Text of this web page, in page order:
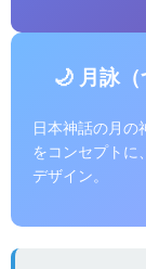
🌙 月詠（
日本神話の月の
をコンセプトに
デザイン。